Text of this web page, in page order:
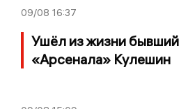
09/08 16:37
Ушёл из жизни бывший
«Арсенала» Кулешин